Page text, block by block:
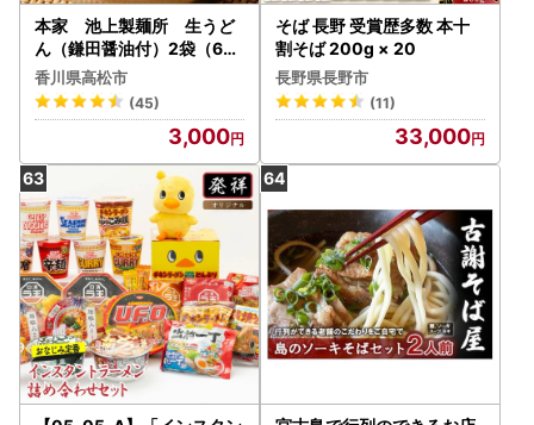
本家 池上製麺所 生うど
ん（鎌田醤油付）2袋（6人
前） うどん
香川県高松市
(45)
3,000
そば 長野 受賞歴多数 本十
割そば 200g × 20
長野県長野市
(11)
33,000